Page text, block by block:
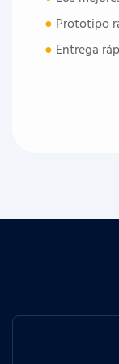
● Prototipo
● Entrega